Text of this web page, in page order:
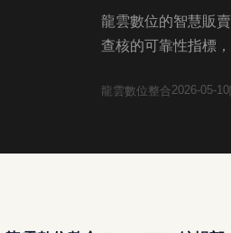
龍雲數位的智慧販
查核的可靠性指標
龍雲數位整合2026-05-10